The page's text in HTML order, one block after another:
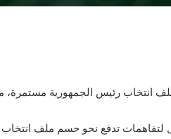
انتخاب رئيس الجمهورية مستمرة،
تدفع نحو حسم ملف